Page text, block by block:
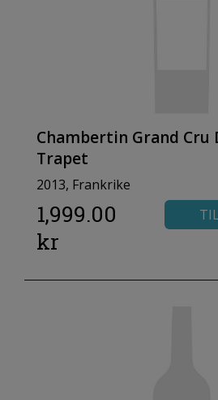
Chambertin Grand Cru
Trapet
2013, Frankrike
1,999.00
kr